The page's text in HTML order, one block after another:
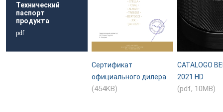
Технический
паспорт
продукта
pdf
Сертификат
официального дилера
(454KB)
CATALOGO
2021 HD
(pdf, 10MB)